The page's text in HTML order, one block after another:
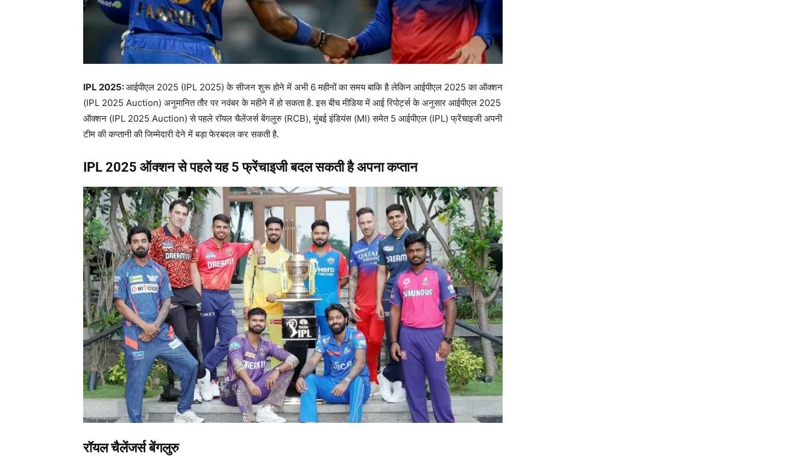
IPL 2025:आईपीएल 2025 (IPL 2025) के सीजन शुरू होने में अभी 6 महीनों का समय बाकि है लेकिन आईपीएल 2025 का ऑक्शन
(IPL 2025 Auction) अनुमानित तौर पर नवंबर के महीने में हो सकता है. इस बीच मीडिया में आई रिपोर्ट्स के अनुसार आईपीएल 2025
ऑक्शन (IPL 2025 Auction) से पहले रॉयल चैलेंजर्स बेंगलुरु (RCB), मुंबई इंडियंस (MI) समेत 5 आईपीएल (IPL) फ्रेंचाइजी अपनी
टीम की कप्तानी की जिम्मेदारी देने में बड़ा फेरबदल कर सकती है.
IPL 2025 ऑक्शन से पहले यह 5 फ्रेंचाइजी बदल सकती है अपना कप्तान
रॉयल चैलेंजर्स बेंगलुरु